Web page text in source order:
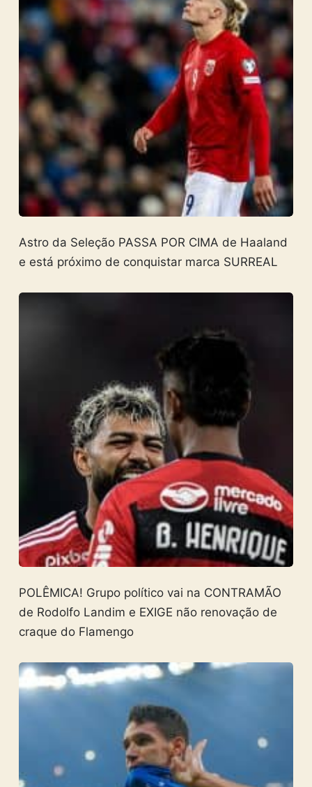
Astro da Seleção PASSA POR CIMA de Haaland
e está próximo de conquistar marca SURREAL
POLÊMICA! Grupo político vai na CONTRAMÃO
de Rodolfo Landim e EXIGE não renovação de
craque do Flamengo